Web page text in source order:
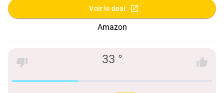
Voir le deal
Amazon
33 °